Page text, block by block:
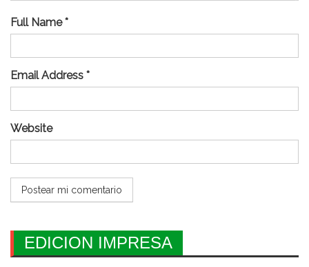
Full Name *
Email Address *
Website
EDICION IMPRESA